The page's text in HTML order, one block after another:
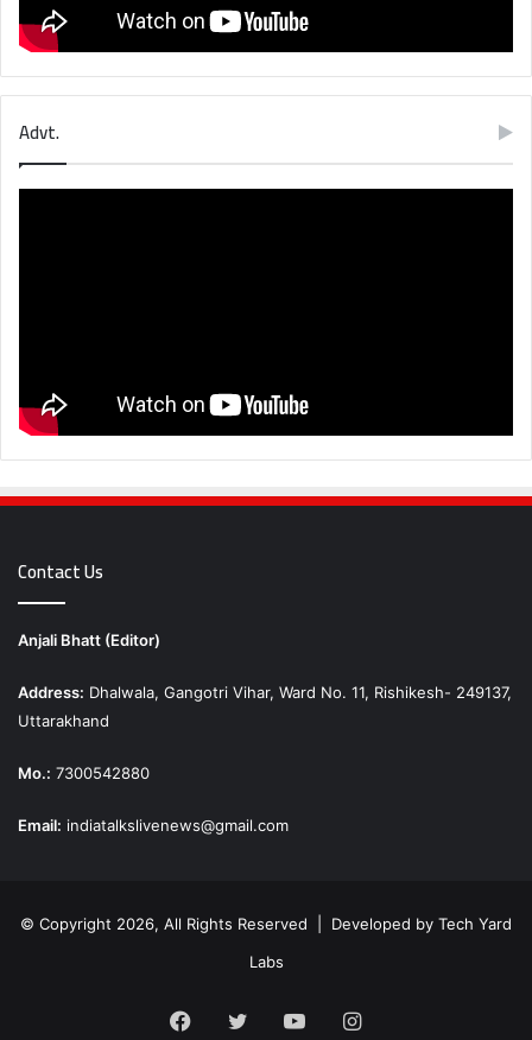
Advt.
Contact Us
Anjali Bhatt (Editor)
Address: Dhalwala, Gangotri Vihar, Ward No. 11, Rishikesh- 249137,
Uttarakhand
Mo.: 7300542880
Email: indiatalkslivenews@gmail.com
© Copyright 2026, All Rights Reserved | Developed by Tech Yard
Labs
Facebook
Twitter YouTubeInstagram